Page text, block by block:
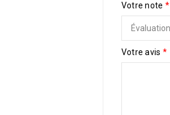
Votre note *
Votre avis *